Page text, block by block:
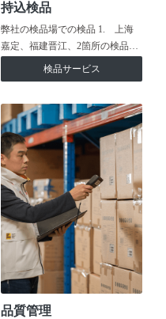
持込検品
弊社の検品場での検品 1. 上海
嘉定、福建晋江、2箇所の検品…
検品サービス
品質管理